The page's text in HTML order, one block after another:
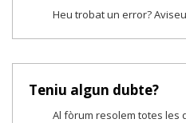
Heu trobat un error?
Teniu algun dubte?
Al fòrum resolem totes les